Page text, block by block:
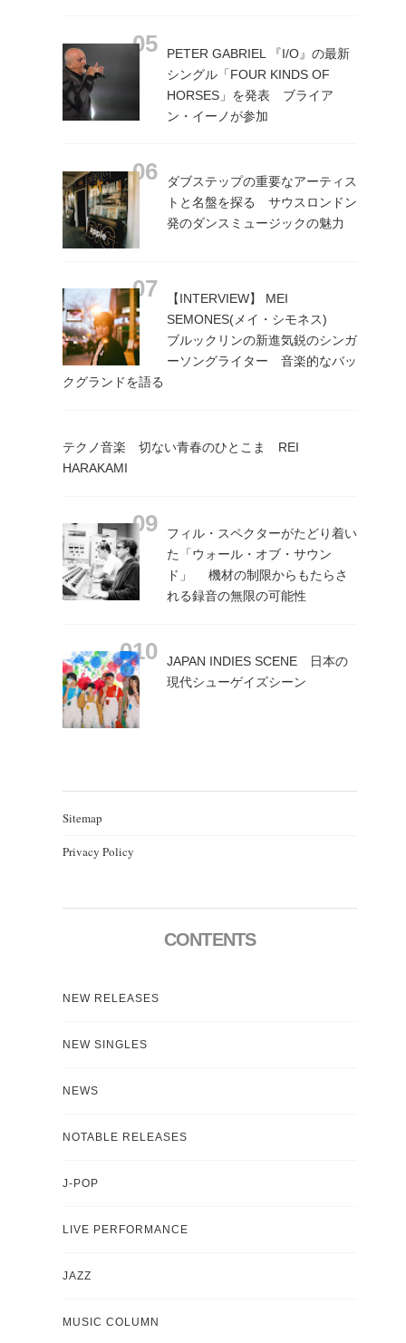
PETER GABRIEL 『I/O』の最新
シングル「FOUR KINDS OF
HORSES」を発表 ブライア
ン・イーノが参加
ダブステップの重要なアーティス
トと名盤を探る サウスロンドン
発のダンスミュージックの魅力
【INTERVIEW】 MEI
SEMONES(メイ・シモネス)
ブルックリンの新進気鋭のシンガ
ーソングライター 音楽的なバッ
クグランドを語る
テクノ音楽 切ない青春のひとこま REI
HARAKAMI
フィル・スペクターがたどり着い
た「ウォール・オブ・サウン
ド」 機材の制限からもたらさ
れる録音の無限の可能性
JAPAN INDIES SCENE 日本の
現代シューゲイズシーン
Sitemap
Privacy Policy
CONTENTS
NEW RELEASES
NEW SINGLES
NEWS
NOTABLE RELEASES
J-POP
LIVE PERFORMANCE
JAZZ
MUSIC COLUMN